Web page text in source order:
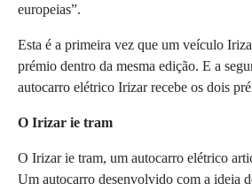
europeias”.
Esta é a primeira vez que um veículo
prémio dentro da mesma edição. E a
autocarro elétrico Irizar recebe os dois
O Irizar ie tram
O Irizar ie tram, um autocarro elétrico
Um autocarro desenvolvido com a ideia